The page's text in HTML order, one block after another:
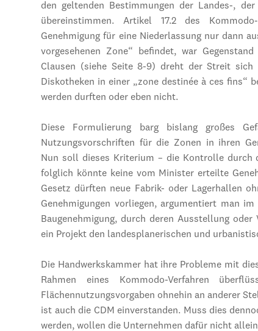
den geltenden Bestimmungen der Landes-,
übereinstimmen. Artikel 17.2 des
Genehmigung für eine Niederlassung nur dann
vorgesehenen Zone“ befindet, war
Clausen (siehe Seite 8-9) dreht der Streit
Diskotheken in einer „zone destinée à ces fins“
werden durften oder eben nicht.
Diese Formulierung barg bislang großes
Nutzungsvorschriften für die Zonen in ihren
Nun soll dieses Kriterium – die Kontrolle durch
folglich könnte keine vom Minister erteilte
Gesetz dürften neue Fabrik- oder Lagerhallen
Genehmigungen vorliegen, argumentiert man
Baugenehmigung, durch deren Ausstellung
ein Projekt den landesplanerischen und
Die Handwerkskammer hat ihre Probleme mit
Rahmen eines Kommodo-Verfahren
Flächennutzungsvorgaben ohnehin an anderer
ist auch die CDM einverstanden. Muss dies
werden, wollen die Unternehmen dafür nicht